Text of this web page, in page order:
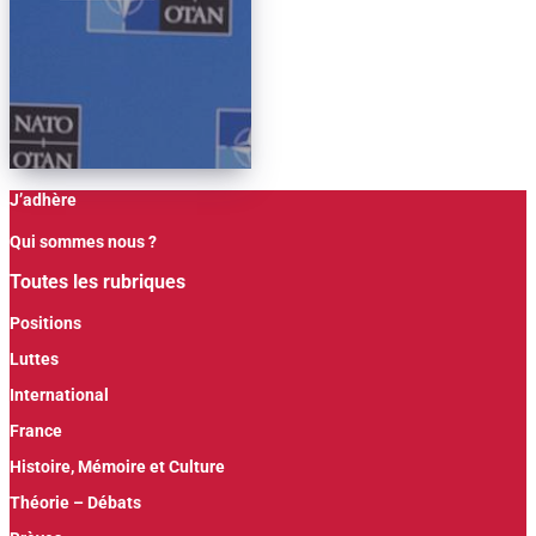
J’adhère
Qui sommes nous ?
Toutes les rubriques
Positions
Luttes
International
France
Histoire, Mémoire et Culture
Théorie – Débats